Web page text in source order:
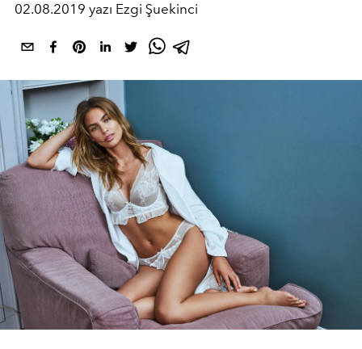
02.08.2019 yazı Ezgi Şuekinci